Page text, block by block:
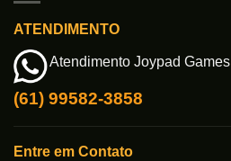
ATENDIMENTO
Atendimento Joypad Games
(61) 99582-3858
Entre em Contato